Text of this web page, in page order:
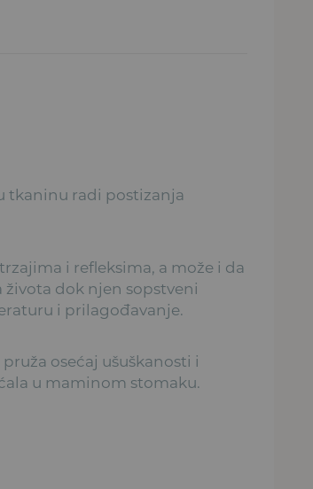
tkaninu radi postizanja
i refleksima, a može i da
dok njen sopstveni
i prilagođavanje.
osećaj ušuškanosti i
u maminom stomaku.